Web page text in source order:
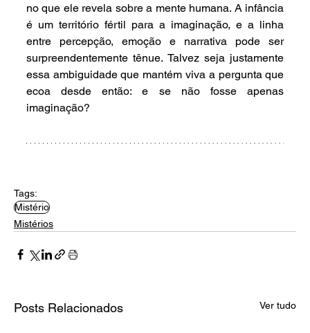
no que ele revela sobre a mente humana. A infância
é um território fértil para a imaginação, e a linha
entre percepção, emoção e narrativa pode ser
surpreendentemente tênue. Talvez seja justamente
essa ambiguidade que mantém viva a pergunta que
ecoa desde então: e se não fosse apenas
imaginação?
Tags:
Mistério
Mistérios
Posts Relacionados Ver tudo